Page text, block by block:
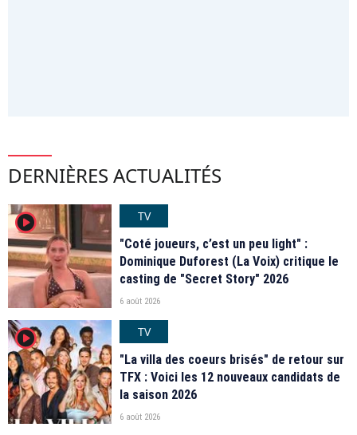
DERNIÈRES ACTUALITÉS
player2
TV
"Coté joueurs, c’est un peu light" :
Dominique Duforest (La Voix) critique le
casting de "Secret Story" 2026
6 août 2026
player2
TV
"La villa des coeurs brisés" de retour sur
TFX : Voici les 12 nouveaux candidats de
la saison 2026
6 août 2026